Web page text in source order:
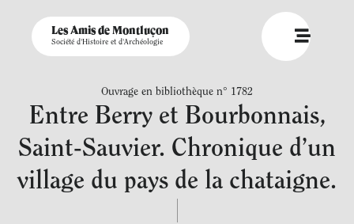
Les Amis de Montluçon
Société d'Histoire et d'Archéologie
Ouvrage en bibliothèque n° 1782
Entre Berry et Bourbonnais,
Saint-Sauvier. Chronique d’un
village du pays de la chataigne.